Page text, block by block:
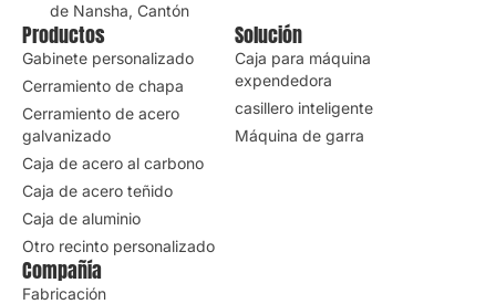
de Nansha, Cantón
Productos
Gabinete personalizado
Cerramiento de chapa
Cerramiento de acero
galvanizado
Caja de acero al carbono
Caja de acero teñido
Caja de aluminio
Otro recinto personalizado
Solución
Caja para máquina
expendedora
casillero inteligente
Máquina de garra
Compañía
Fabricación